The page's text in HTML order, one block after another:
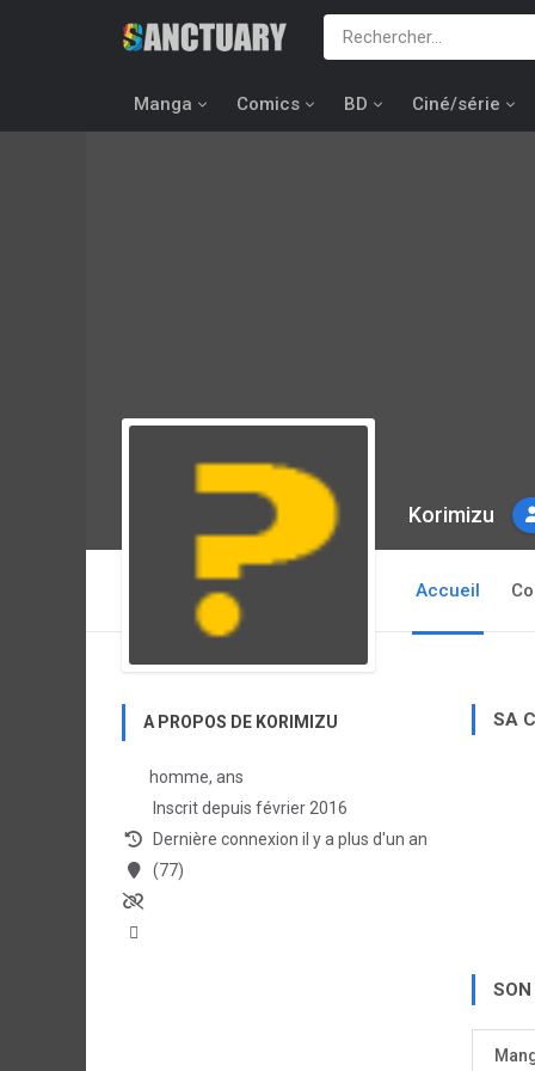
Manga Comics BD Ciné/série
Korimizu
Accueil
A PROPOS DE KORIMIZU
homme, ans
Inscrit depuis février 2016
Dernière connexion il y a plus d'un an
(77)
SA